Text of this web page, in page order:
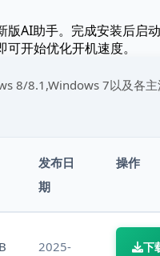
版AI助手。完成安装后启
开始优化开机速度。
8/8.1,Windows 7以及各主
发布日
期
操作
2025-
下